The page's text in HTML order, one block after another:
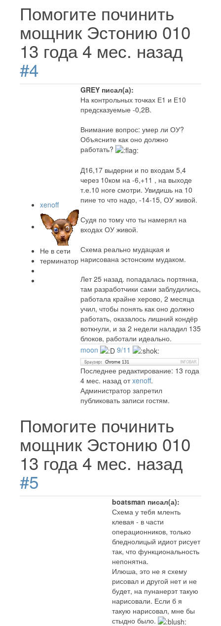
Помогите починить
мощник Эстонию 010
13 года 4 мес. назад
#4
xenoff
Не в сети
терминатор
GREY писал(а):
На контрольных точках Е1 и Е10
предсказуемые -0,2В.
Внимание вопрос: умер ли ОУ?
Объясните как оно должно
работать?
Д16,17 выдерни и по входам 5,4
через 10ком на -6,+11 , на выходе
т.е.10 ноге смотри. Увидишь на 10
пине то что надо, -14-15, ОУ живой.
Судя по тому что ты намерял на
входах ОУ живой.
Схема реально мудацкая и
нарисована эстонским мудаком.
Лет 25 назад. попадалась портянка,
там разработчики сами заблудились,
работала крайне херово, 2 месяца
учил, чтобы понять как оно должно
работать, оказалось лишний кондёр
воткнули, и за 2 недели наладил 135
блоков, работали идеально.
moon
9/11
Последнее редактирование: 13 года
4 мес. назад отxenoff.
Администратор запретил
публиковать записи гостям.
Помогите починить
мощник Эстонию 010
13 года 4 мес. назад
#5
boatsman писал(а):
Схема у тебя мленть
клевая - в части
операционников, только
бледнолицый идиот рисует
так, что функциональность
непонятна.
Илюша, это не я схему
рисовал и другой нет и не
будет, на пунанерэт такую
нарисовали. Если б я
такую нарисовал, мне бы
стыдно было.